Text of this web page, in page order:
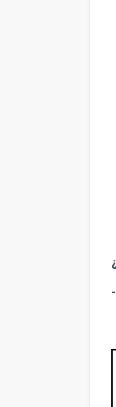
¿
-